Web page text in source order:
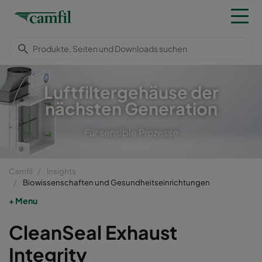
Luftfiltergehäuse der
nächsten Generation
Für sensible Prozesse
Camfil
Insights
Biowissenschaften und Gesundheitseinrichtungen
Menu
CleanSeal Exhaust
Integrity